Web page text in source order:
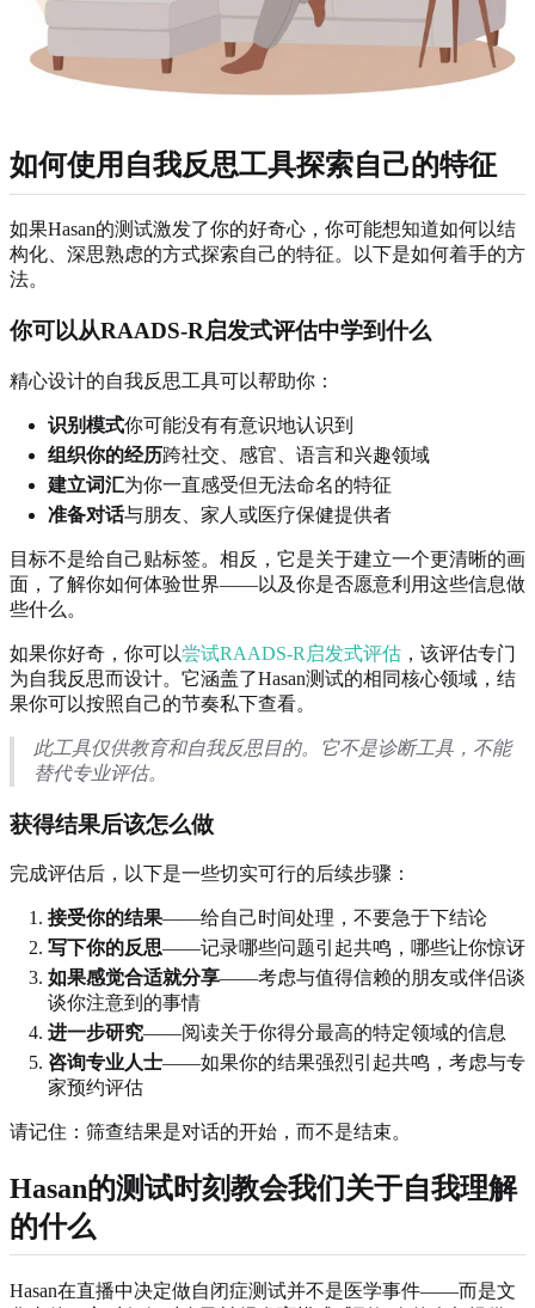
如何使用自我反思工具探索自己的特征
如果Hasan的测试激发了你的好奇心，你可能想知道如何以结
构化、深思熟虑的方式探索自己的特征。以下是如何着手的方
法。
你可以从RAADS-R启发式评估中学到什么
精心设计的自我反思工具可以帮助你：
识别模式你可能没有有意识地认识到
组织你的经历跨社交、感官、语言和兴趣领域
建立词汇为你一直感受但无法命名的特征
准备对话与朋友、家人或医疗保健提供者
目标不是给自己贴标签。相反，它是关于建立一个更清晰的画
面，了解你如何体验世界——以及你是否愿意利用这些信息做
些什么。
如果你好奇，你可以尝试RAADS-R启发式评估 ，该评估专门
为自我反思而设计。它涵盖了Hasan测试的相同核心领域，结
果你可以按照自己的节奏私下查看。
此工具仅供教育和自我反思目的。它不是诊断工具，不能
替代专业评估。
获得结果后该怎么做
完成评估后，以下是一些切实可行的后续步骤：
接受你的结果——给自己时间处理，不要急于下结论
写下你的反思——记录哪些问题引起共鸣，哪些让你惊讶
如果感觉合适就分享——考虑与值得信赖的朋友或伴侣谈
谈你注意到的事情
进一步研究——阅读关于你得分最高的特定领域的信息
咨询专业人士——如果你的结果强烈引起共鸣，考虑与专
家预约评估
请记住：筛查结果是对话的开始，而不是结束。
Hasan的测试时刻教会我们关于自我理解
的什么
Hasan在直播中决定做自闭症测试并不是医学事件——而是文